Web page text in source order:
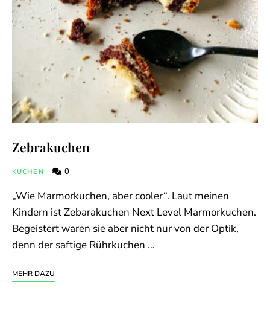
Zebrakuchen
KUCHEN 0
„Wie Marmorkuchen, aber cooler“. Laut meinen
Kindern ist Zebarakuchen Next Level Marmorkuchen.
Begeistert waren sie aber nicht nur von der Optik,
denn der saftige Rührkuchen …
MEHR DAZU